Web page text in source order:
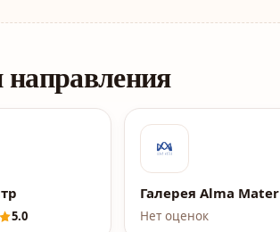
5.0
Галерея Alma Mater
Нет оценок